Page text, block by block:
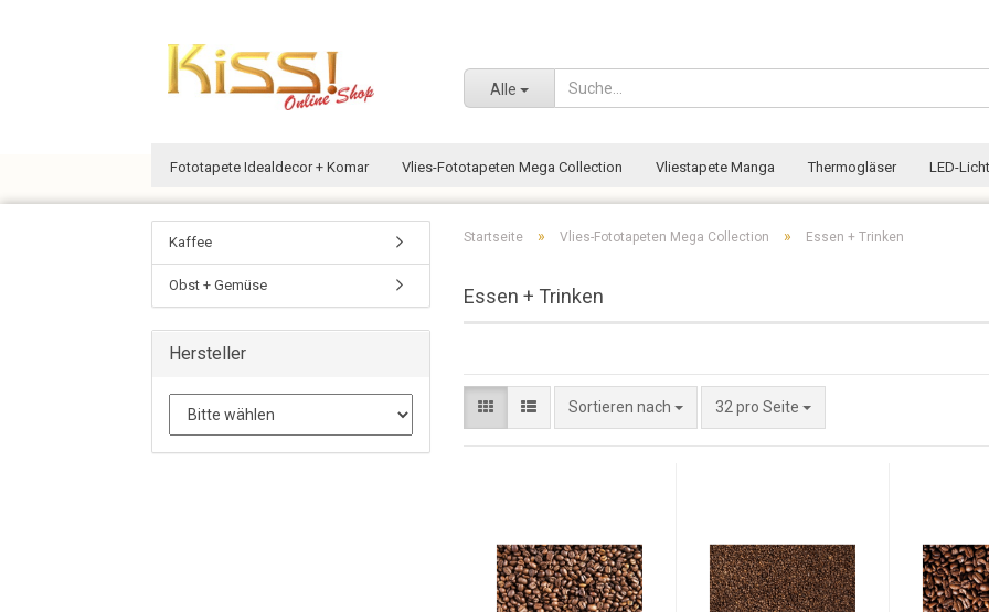
Wohnort
Alle
Fototapete Idealdecor + Komar Vlies-Fototapeten Mega Collection Vliestapete Manga Thermogläser LED-
Startseite » Vlies-Fototapeten Mega Collection » Essen + Trinken
Essen + Trinken
Sortieren nach 32 pro Seite
Kaffee
Obst + Gemüse
Hersteller